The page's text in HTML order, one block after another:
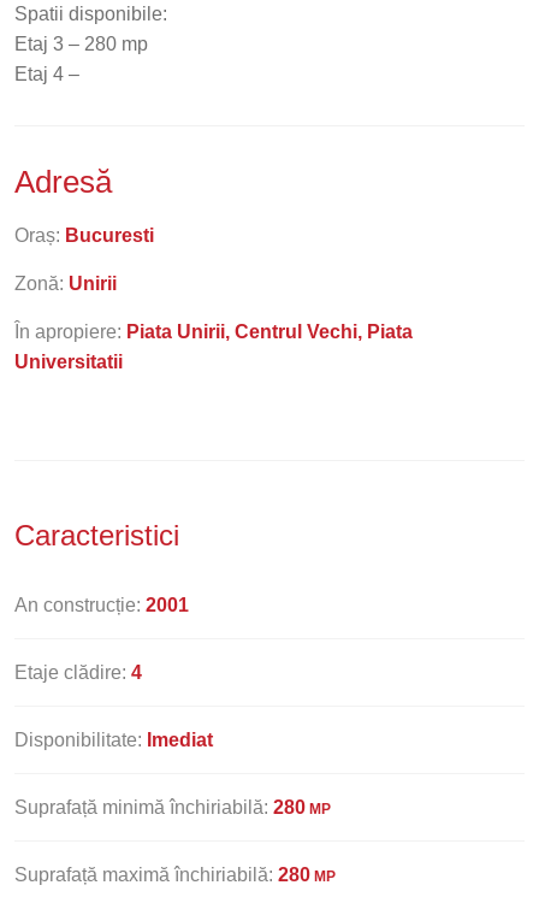
Spatii disponibile:
Etaj 3 – 280 mp
Etaj 4 –
Adresă
Oraș: Bucuresti
Zonă: Unirii
În apropiere: Piata Unirii, Centrul Vechi, Piata
Universitatii
Caracteristici
An construcție: 2001
Etaje clădire: 4
Disponibilitate: Imediat
Suprafață minimă închiriabilă: 280 MP
Suprafață maximă închiriabilă: 280 MP